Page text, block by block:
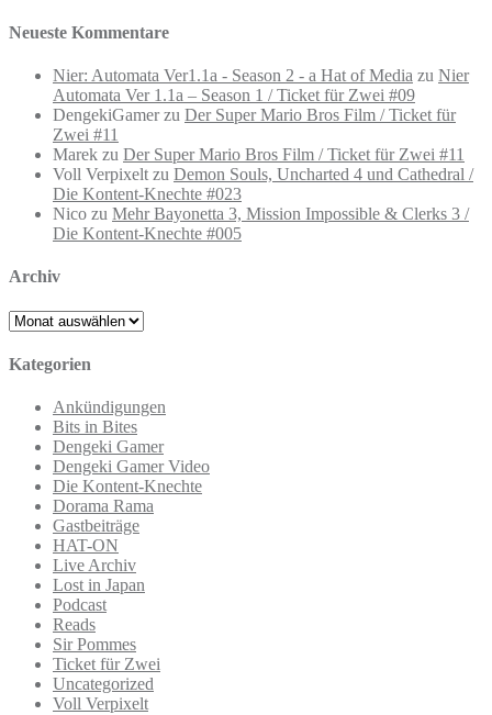
Neueste Kommentare
Nier: Automata Ver1.1a - Season 2 - a Hat of Media zu Nier
Automata Ver 1.1a – Season 1 / Ticket für Zwei #09
DengekiGamerzu Der Super Mario Bros Film / Ticket für
Zwei #11
Marek zu Der Super Mario Bros Film / Ticket für Zwei #11
Voll Verpixelt zu Demon Souls, Uncharted 4 und Cathedral /
Die Kontent-Knechte #023
Nico zu Mehr Bayonetta 3, Mission Impossible & Clerks 3 /
Die Kontent-Knechte #005
Archiv
Archiv
Kategorien
Ankündigungen
Bits in Bites
Dengeki Gamer
Dengeki Gamer Video
Die Kontent-Knechte
Dorama Rama
Gastbeiträge
HAT-ON
Live Archiv
Lost in Japan
Podcast
Reads
Sir Pommes
Ticket für Zwei
Uncategorized
Voll Verpixelt